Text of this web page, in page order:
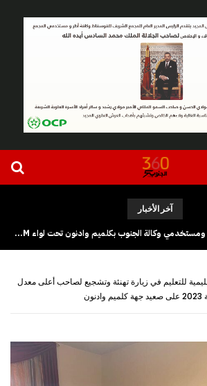
آخر الأخبار
تجديد المكتب الجهوي لأطر ومستخدمي وكالة الجنوب بكلميم وادنون تحت لواء UGTM
للتعليم في زيارة تهنئة وتشجيع لصاحب أعلى معدل